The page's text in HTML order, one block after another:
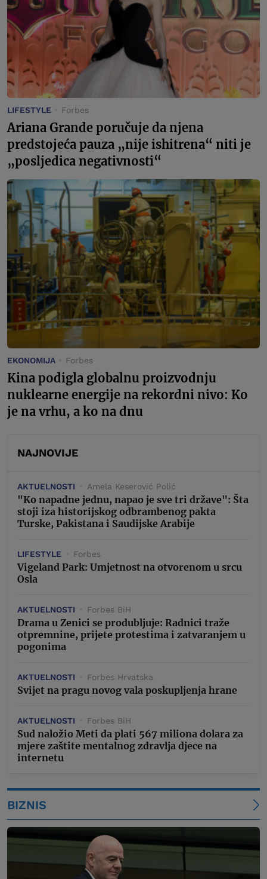
LIFESTYLE Forbes
Ariana Grande poručuje da njena
predstojeća pauza „nije ishitrena“ niti je
„posljedica negativnosti“
EKONOMIJA Forbes
Kina podigla globalnu proizvodnju
nuklearne energije na rekordni nivo: Ko
je na vrhu, a ko na dnu
NAJNOVIJE
AKTUELNOSTI Amela Keserović Polić
"Ko napadne jednu, napao je sve tri države": Šta
stoji iza historijskog odbrambenog pakta
Turske, Pakistana i Saudijske Arabije
LIFESTYLE Forbes
Vigeland Park: Umjetnost na otvorenom u srcu
Osla
AKTUELNOSTI Forbes BiH
Drama u Zenici se produbljuje: Radnici traže
otpremnine, prijete protestima i zatvaranjem u
pogonima
AKTUELNOSTI Forbes Hrvatska
Svijet na pragu novog vala poskupljenja hrane
AKTUELNOSTI Forbes BiH
Sud naložio Meti da plati 567 miliona dolara za
mjere zaštite mentalnog zdravlja djece na
internetu
BIZNIS